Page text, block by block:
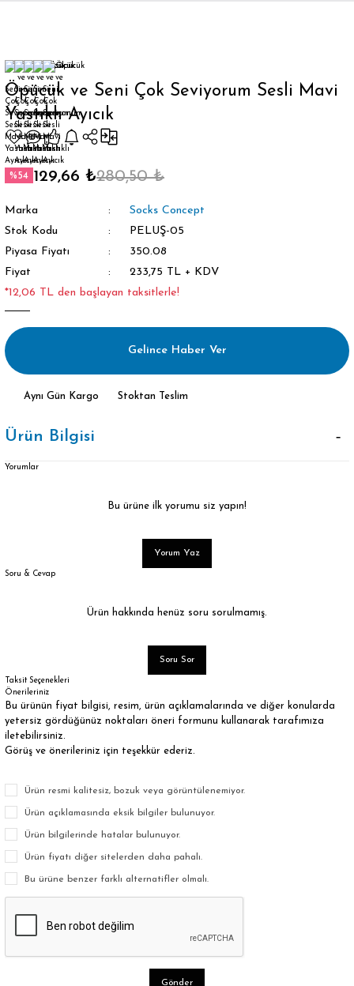
Öpücük ve Seni Çok Seviyorum Sesli Mavi
Yastıklı Ayıcık
%54 129,66 ₺280,50 ₺
Marka
Socks Concept
Stok Kodu
PELUŞ-05
Piyasa Fiyatı
350.08
Fiyat
233,75 TL + KDV
*12,06 TL den başlayan taksitlerle!
Gelince Haber Ver
Aynı Gün Kargo Stoktan Teslim
Ürün Bilgisi
Yorumlar
Bu ürüne ilk yorumu siz yapın!
Yorum Yaz
Soru & Cevap
Ürün hakkında henüz soru sorulmamış.
Soru Sor
Taksit Seçenekleri
Önerileriniz
Bu ürünün fiyat bilgisi, resim, ürün açıklamalarında ve diğer konularda
yetersiz gördüğünüz noktaları öneri formunu kullanarak tarafımıza
iletebilirsiniz.
Görüş ve önerileriniz için teşekkür ederiz.
Ürün resmi kalitesiz, bozuk veya görüntülenemiyor.
Ürün açıklamasında eksik bilgiler bulunuyor.
Ürün bilgilerinde hatalar bulunuyor.
Ürün fiyatı diğer sitelerden daha pahalı.
Bu ürüne benzer farklı alternatifler olmalı.
Gönder